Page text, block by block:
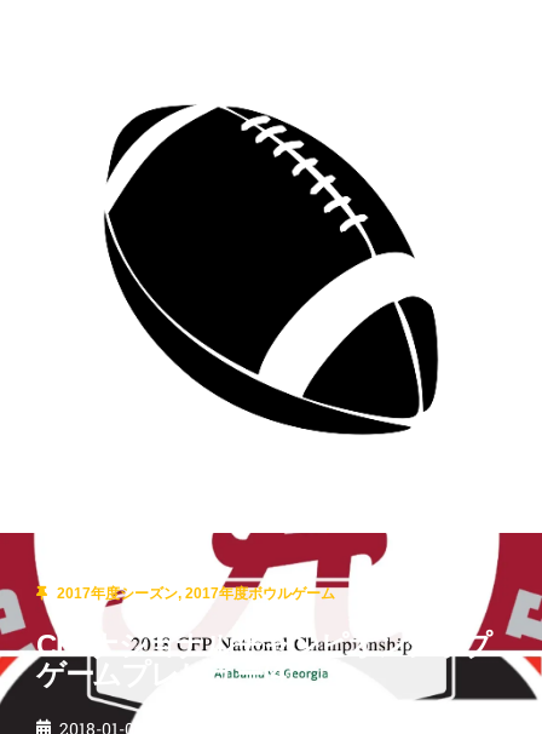
2017年度シーズン, 2017年度ボウルゲーム
CFPナショナルチャンピオンシップ
ゲームプレビュー④
2018-01-06